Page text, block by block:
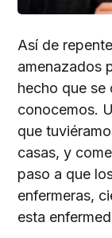
Así de
amenazados
hecho que se
conocemos.
que
casas, y
paso a que
enfermeras,
esta